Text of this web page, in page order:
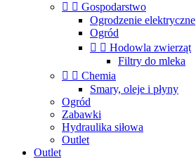
  Gospodarstwo
Ogrodzenie elektryczne
Ogród
  Hodowla zwierząt
Filtry do mleka
  Chemia
Smary, oleje i płyny
Ogród
Zabawki
Hydraulika siłowa
Outlet
Outlet